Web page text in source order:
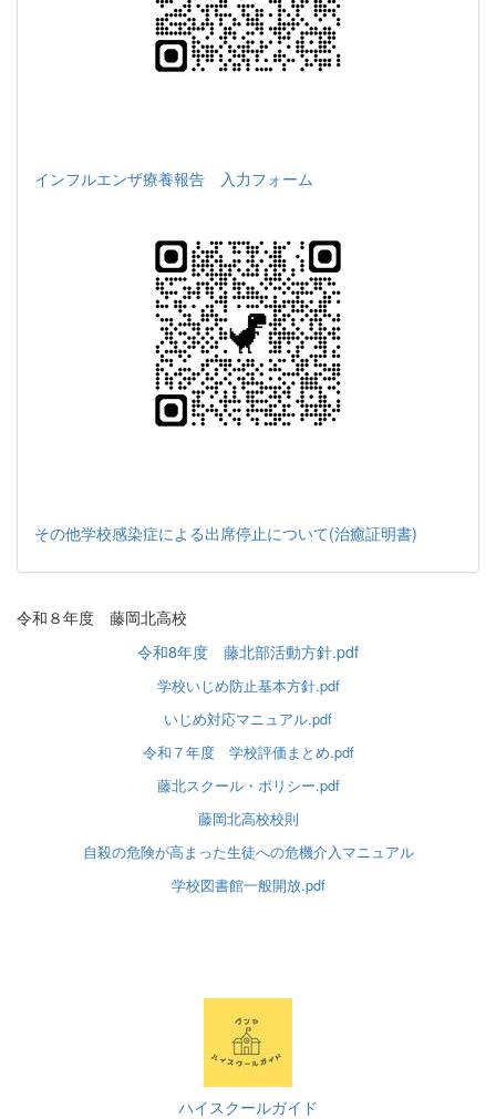
インフルエンザ療養報告 入力フォーム
その他学校感染症による出席停止について(治癒証明書)
令和８年度 藤岡北高校
令和8年度 藤北部活動方針.pdf
学校いじめ防止基本方針.pdf
いじめ対応マニュアル.pdf
令和７年度 学校評価まとめ.pdf
藤北スクール・ポリシー.pdf
藤岡北高校校則
自殺の危険が高まった生徒への危機介入マニュアル
学校図書館一般開放.pdf
ハイスクールガイド